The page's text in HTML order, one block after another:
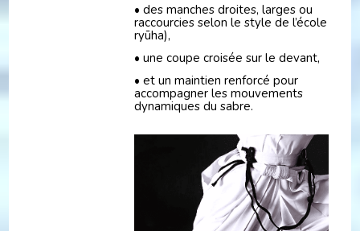
• des manches droites, larges ou
raccourcies selon le style de l’école (流派
ryūha),
• une coupe croisée sur le devant,
• et un maintien renforcé pour
accompagner les mouvements
dynamiques du sabre.